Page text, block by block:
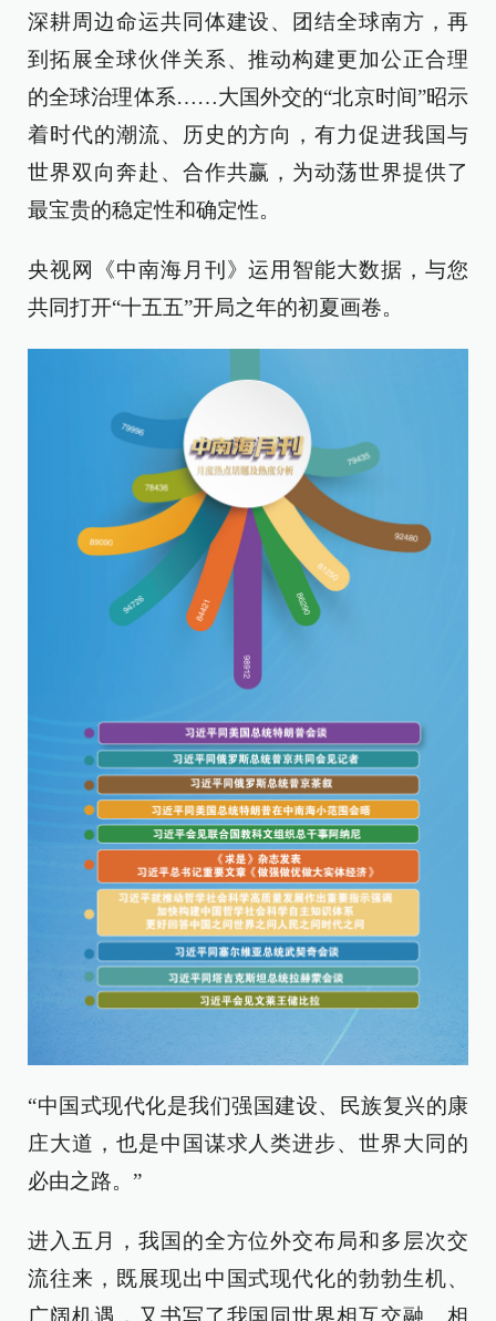
深耕周边命运共同体建设、团结全球南方，再
到拓展全球伙伴关系、推动构建更加公正合理
的全球治理体系……大国外交的“北京时间”昭示
着时代的潮流、历史的方向，有力促进我国与
世界双向奔赴、合作共赢，为动荡世界提供了
最宝贵的稳定性和确定性。
央视网《中南海月刊》运用智能大数据，与您
共同打开“十五五”开局之年的初夏画卷。
“中国式现代化是我们强国建设、民族复兴的康
庄大道，也是中国谋求人类进步、世界大同的
必由之路。”
进入五月，我国的全方位外交布局和多层次交
流往来，既展现出中国式现代化的勃勃生机、
广阔机遇，又书写了我国同世界相互交融、相